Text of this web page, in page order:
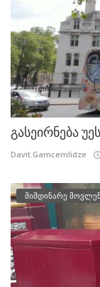
გასეირნება
Davit.Gamcemlidze
მიმდინარე